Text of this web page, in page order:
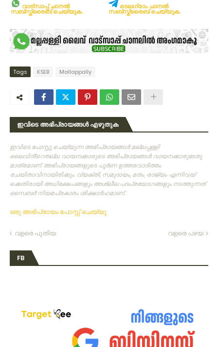
വാട്സാപ്പ് ചാനൽ
സബ്സ്ക്രൈബ് ചെയ്യുക.
ടെലഗ്രാം ചാനൽ
സബ്സ്ക്രൈബ് ചെയ്യുക.
Tags KSEB Mallappally
ഇവിടെ അഭിപ്രായങ്ങൾ എഴുതുക
ഇവിടെ പോസ്റ്റു ചെയ്യുന്ന അഭിപ്രായങ്ങള്‍ മല്ലപ്പള്ളി
ലൈവിൻ്റെതല്ല. വായനക്കാരുടെ അഭിപ്രായങ്ങള്‍ വായനക്കാരുടേതു
മാത്രമാണ്‌. അഭിപ്രായങ്ങളുടെ പൂര്‍ണ ഉത്തരവാദിത്തം
രചയിതാവിനായിരിക്കും. വ്യക്തി, സമുദായം, മതം, രാജ്യം എന്നിവയ്
ക്കെതിരായി അധിക്ഷേപങ്ങളും അശ്ലീല പദപ്രയോഗങ്ങളും നടത്തുന്നത്‌
സൈബര്‍ നിയമപ്രകാരം ശിക്ഷാര്‍ഹമാണ്‌.
ഒരു അഭിപ്രായം പോസ്റ്റ് ചെയ്യൂ
വളരെ പുതിയ വളരെ പഴയ
FB